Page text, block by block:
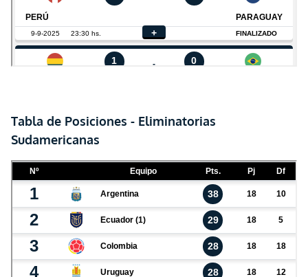
Tabla de Posiciones - Eliminatorias
Sudamericanas